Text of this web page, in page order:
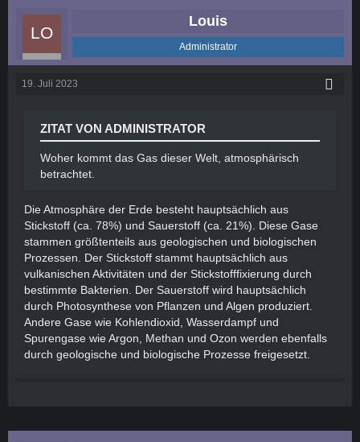
Louis
Administrator
19. Juli 2023
ZITAT VON ADMINISTRATOR
Woher kommt das Gas dieser Welt, atmosphärisch
betrachtet.
Die Atmosphäre der Erde besteht hauptsächlich aus
Stickstoff (ca. 78%) und Sauerstoff (ca. 21%). Diese Gase
stammen größtenteils aus geologischen und biologischen
Prozessen. Der Stickstoff stammt hauptsächlich aus
vulkanischen Aktivitäten und der Stickstofffixierung durch
bestimmte Bakterien. Der Sauerstoff wird hauptsächlich
durch Photosynthese von Pflanzen und Algen produziert.
Andere Gase wie Kohlendioxid, Wasserdampf und
Spurengase wie Argon, Methan und Ozon werden ebenfalls
durch geologische und biologische Prozesse freigesetzt.